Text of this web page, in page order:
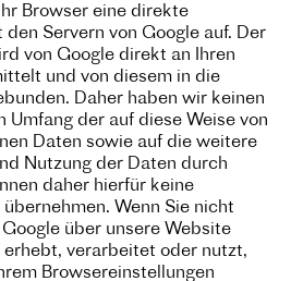
Browser eine direkte
Servern von Google auf. Der
von Google direkt an Ihren
und von diesem in die
Daher haben wir keinen
Umfang der auf diese Weise von
Daten sowie auf die weitere
Nutzung der Daten durch
daher hierfür keine
Wenn Sie nicht
über unsere Website
erhebt, verarbeitet oder nutzt,
Browsereinstellungen